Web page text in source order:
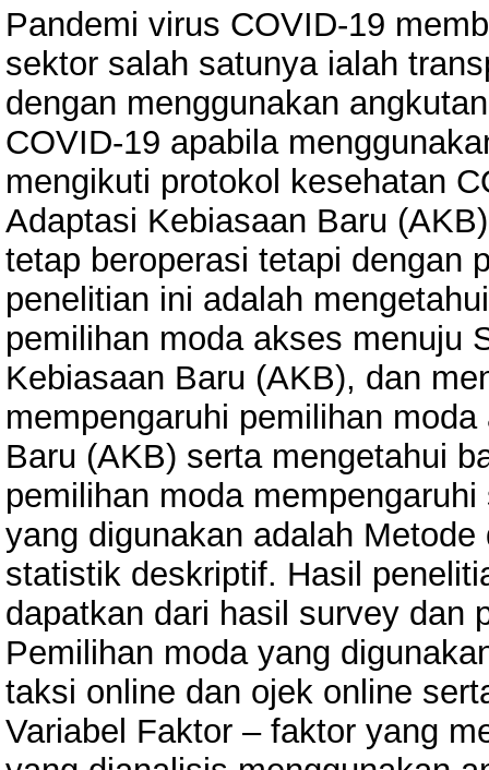
Pandemi virus COVID-19
sektor salah satunya ialah
dengan menggunakan
COVID-19 apabila
mengikuti protokol kesehatan
Adaptasi Kebiasaan Baru
tetap beroperasi tetapi dengan
penelitian ini adalah
pemilihan moda akses menuju
Kebiasaan Baru (AKB), dan
mempengaruhi pemilihan
Baru (AKB) serta mengetahui
pemilihan moda
yang digunakan adalah
statistik deskriptif. Hasil
dapatkan dari hasil survey dan
Pemilihan moda yang
taksi online dan ojek online
Variabel Faktor – faktor yang